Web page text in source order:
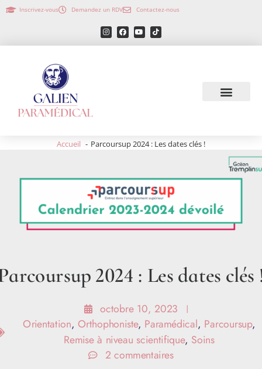
Inscrivez-vous Demandez un RDV Contactez-nous
Accueil Parcoursup 2024 : Les dates clés !
2024 : Les dates clés
octobre 10, 2023
Orientation, Orthophoniste, Paramédical, Parcoursup,
Remise à niveau scientifique, Soins
2 commentaires